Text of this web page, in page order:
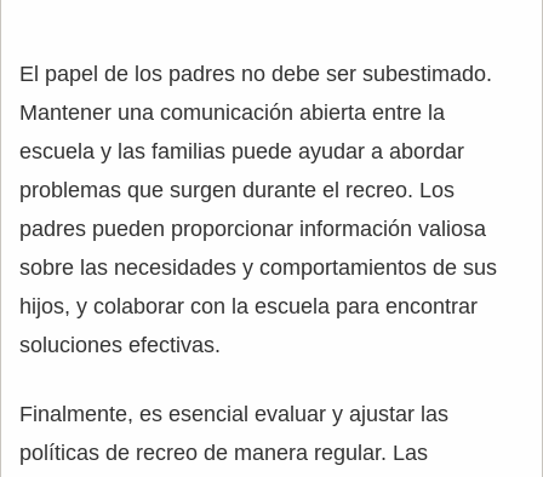
El papel de los padres no debe ser subestimado.
Mantener una comunicación abierta entre la
escuela y las familias puede ayudar a abordar
problemas que surgen durante el recreo. Los
padres pueden proporcionar información valiosa
sobre las necesidades y comportamientos de sus
hijos, y colaborar con la escuela para encontrar
soluciones efectivas.
Finalmente, es esencial evaluar y ajustar las
políticas de recreo de manera regular. Las